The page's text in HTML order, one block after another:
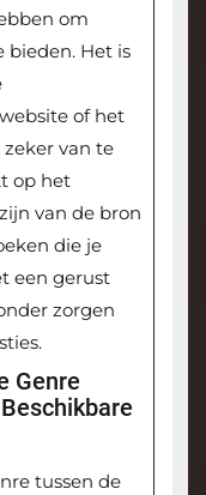
om
bieden. Het is
of het
van te
op het
van de bron
die je
een gerust
zorgen
Genre
tussen de